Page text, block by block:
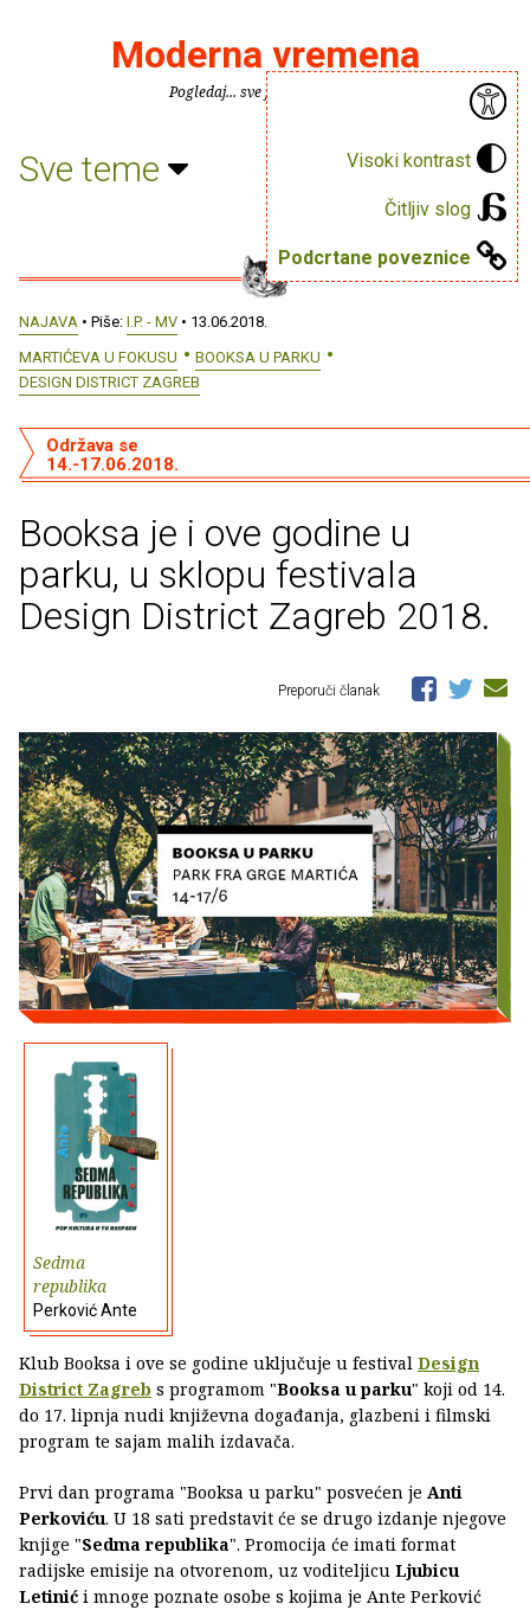
Visoki kontrast
Čitljiv slog
Podcrtane poveznice
Moderna vremena
Pogledaj... sve je puno knjiga.
Sve teme
NAJAVA • Piše: I.P. - MV • 13.06.2018.
MARTIĆEVA U FOKUSU
BOOKSA U PARKU
DESIGN DISTRICT ZAGREB
Booksa je i ove godine u
parku, u sklopu festivala
Design District Zagreb 2018.
Održava se
14.-17.06.2018.
Preporuči članak
Sedma
republika
Perković Ante
Klub Booksa i ove se godine uključuje u festival Design
District Zagreb s programom "Booksa u parku" koji od 14.
do 17. lipnja nudi književna događanja, glazbeni i filmski
program te sajam malih izdavača.
Prvi dan programa "Booksa u parku" posvećen je Anti
Perkoviću. U 18 sati predstavit će se drugo izdanje njegove
knjige "Sedma republika". Promocija će imati format
radijske emisije na otvorenom, uz voditeljicu Ljubicu
Letinić i mnoge poznate osobe s kojima je Ante Perković